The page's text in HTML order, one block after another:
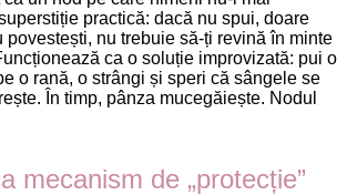
practică: dacă nu spui, doare
povestești, nu trebuie să-ți revină în minte
ca o soluție improvizată: pui o
o rană, o strângi și speri că sângele se
În timp, pânza mucegăiește. Nodul
mecanism de „protecție”